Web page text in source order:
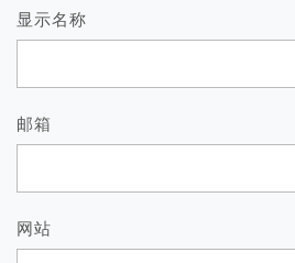
显示名称
邮箱
网站